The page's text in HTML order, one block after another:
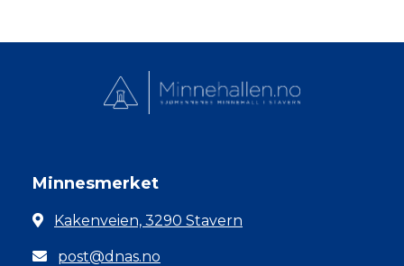
Minnesmerket
Kakenveien, 3290 Stavern
post@dnas.no